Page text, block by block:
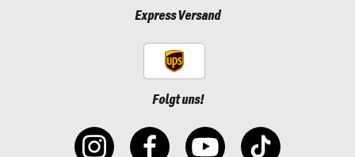
Express Versand
Folgt uns!